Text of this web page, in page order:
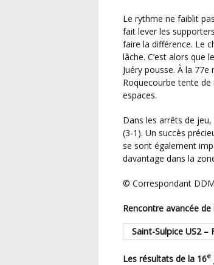
Le rythme ne faiblit pas après la pause. Chaque ballon devient une bataille, chaque attaque
fait lever les
faire la différence. Le
lâche. C’est alors que
Juéry pousse. À la
Roquecourbe tente
espaces.
Dans les arrêts de jeu, Vanconsin crucifie une ultime fois le gardien adverse et scelle le score
(3-1). Un succès
se sont également
davantage dans la
© Correspondant DDM
Rencontre avancée
Saint-Sulpice US2 –
Les résultats de la 16e